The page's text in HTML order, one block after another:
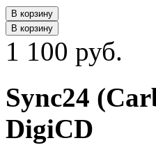
В корзину
В корзину
1 100 руб.
Sync24
DigiCD